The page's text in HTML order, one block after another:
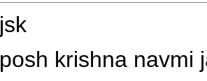
jsk
posh krishna navmi